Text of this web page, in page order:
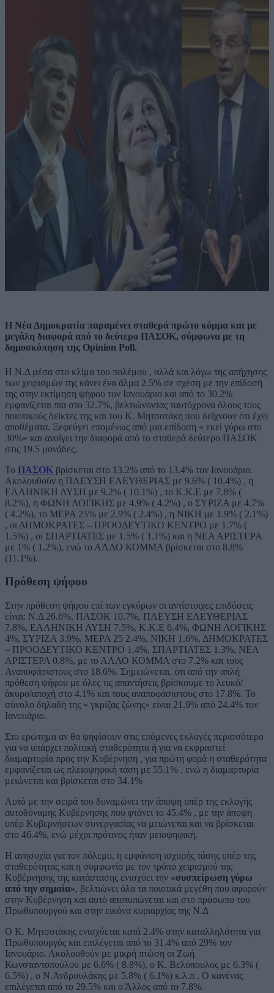
Η Νέα Δημοκρατία παραμένει σταθερά πρώτο κόμμα και με
μεγάλη διαφορά από το δεύτερο ΠΑΣΟΚ, σύμφωνα με τη
δημοσκόπηση της Opinion Poll.
Η Ν.Δ μέσα στο κλίμα του πολέμου , αλλά και λόγω της απήχησης
των χειρισμών της κάνει ένα άλμα 2.5% σε σχέση με την επίδοσή
της στην εκτίμηση ψήφου τον Ιανουάριο και από το 30.2%
εμφανίζεται πια στο 32.7%, βελτιώνοντας ταυτόχρονα όλους τους
ποιοτικούς δείκτες της και του Κ. Μητσοτάκη που δείχνουν ότι έχει
αποθέματα. Ξεφεύγει επομένως από μια επίδοση « εκεί γύρω στο
30%» και ανοίγει την διαφορά από το σταθερά δεύτερο ΠΑΣΟΚ
στις 19.5 μονάδες.
Το ΠΑΣΟΚ βρίσκεται στο 13.2% από το 13.4% τον Ιανουάριο.
Ακολουθούν η ΠΛΕΥΣΗ ΕΛΕΥΘΕΡΙΑΣ με 9.6% ( 10.4%) , η
ΕΛΛΗΝΙΚΗ ΛΥΣΗ με 9.2% ( 10.1%) , το Κ.Κ.Ε με 7.8% (
8.2%), η ΦΩΝΗ ΛΟΓΙΚΗΣ με 4.9% ( 4.2%) , ο ΣΥΡΙΖΑ με 4.7%
( 4.2%), το ΜΕΡΑ 25% με 2.9% ( 2.4%) , η ΝΙΚΗ με 1.9% ( 2.1%)
, οι ΔΗΜΟΚΡΑΤΕΣ – ΠΡΟΟΔΕΥΤΙΚΟ ΚΕΝΤΡΟ με 1.7% (
1.5%) , οι ΣΠΑΡΤΙΑΤΕΣ με 1.5% ( 1.1%) και η ΝΕΑ ΑΡΙΣΤΕΡΑ
με 1% ( 1.2%), ενώ το ΑΛΛΟ ΚΟΜΜΑ βρίσκεται στο 8.8%
(11.1%).
Πρόθεση ψήφου
Στην πρόθεση ψήφου επί των εγκύρων οι αντίστοιχες επιδόσεις
είναι: Ν.Δ 26.6%, ΠΑΣΟΚ 10.7%, ΠΛΕΥΣΗ ΕΛΕΥΘΕΡΙΑΣ
7.8%, ΕΛΛΗΝΙΚΗ ΛΥΣΗ 7.5%, Κ.Κ.Ε 6.4%, ΦΩΝΗ ΛΟΓΙΚΗΣ
4%, ΣΥΡΙΖΑ 3.9%, ΜΕΡΑ 25 2.4%, ΝΙΚΗ 1.6%, ΔΗΜΟΚΡΑΤΕΣ
– ΠΡΟΟΔΕΥΤΙΚΟ ΚΕΝΤΡΟ 1.4%, ΣΠΑΡΤΙΑΤΕΣ 1.3%, ΝΕΑ
ΑΡΙΣΤΕΡΑ 0.8%, με το ΑΛΛΟ ΚΟΜΜΑ στο 7.2% και τους
Αναποφάσιστους στο 18.6%. Σημειώνεται, ότι από την απλή
πρόθεση ψήφου με όλες τις απαντήσεις βρίσκουμε το λευκό/
άκυρο/αποχή στο 4.1% και τους αναποφάσιστους στο 17.8%. Το
σύνολο δηλαδή της « γκρίζας ζώνης» είναι 21.9% από 24.4% τον
Ιανουάριο.
Στο ερώτημα αν θα ψηφίσουν στις επόμενες εκλογές περισσότερο
για να υπάρχει πολιτική σταθερότητα ή για να εκφραστεί
διαμαρτυρία προς την Κυβέρνηση , για πρώτη φορά η σταθερότητα
εμφανίζεται ως πλειοψηφική τάση με 55.1% , ενώ η διαμαρτυρία
μειώνεται και βρίσκεται στο 34.1%
Αυτό με την σειρά του δυναμώνει την άποψη υπέρ της εκλογής
αυτοδύναμης Κυβέρνησης που φτάνει το 45.4% , με την άποψη
υπέρ Κυβερνήσεων συνεργασίας να μειώνεται και να βρίσκεται
στο 46.4%, ενώ μέχρι πρότινος ήταν μειοψηφική.
Η ανησυχία για τον πόλεμο, η εμφάνιση ισχυρής τάσης υπέρ της
σταθερότητας και η συμφωνία με τον τρόπο χειρισμού της
Κυβέρνησης της κατάστασης ενισχύει την «συσπείρωση γύρω
από την σημαία», βελτιώνει όλα τα ποιοτικά μεγέθη που αφορούν
στην Κυβέρνηση και αυτό αποτυπώνεται και στο πρόσωπο του
Πρωθυπουργού και στην εικόνα κυριαρχίας της Ν.Δ
Ο Κ. Μητσοτάκης ενισχύεται κατά 2.4% στην καταλληλότητα για
Πρωθυπουργός και επιλέγεται από το 31.4% από 29% τον
Ιανουάριο. Ακολουθούν με μικρή πτώση οι Ζωή
Κωνσταντοπούλου με 6.6% ( 8.8%), ο Κ. Βελόπουλος με 6.3% (
6.5%) , ο Ν.Ανδρουλάκης με 5.8% ( 6.1%) κ.λ.π . Ο κανένας
επιλέγεται από το 29.5% και ο Άλλος από το 7.8%.